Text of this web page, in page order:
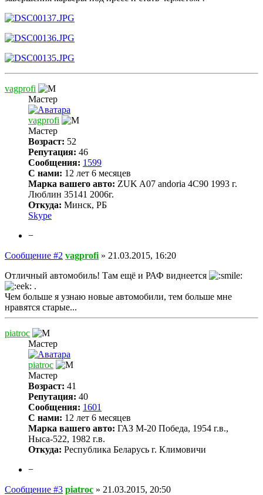
vagprofi
Мастер
vagprofi
Мастер
Возраст: 52
Репутация: 46
Сообщения: 1599
С нами: 12 лет 6 месяцев
Марка вашего авто: ZUK A07 andoria 4C90 1993 г.
Люблин 35141 2006г.
Откуда: Минск, РБ
Skype
−
Сообщение #2 vagprofi » 21.03.2015, 16:20
Отличный автомобиль! Там ещё и РАФ виднеется
.
Чем больше я узнаю новые автомобили, тем больше мне
нравятся старые...
piatroc
Мастер
piatroc
Мастер
Возраст: 41
Репутация: 40
Сообщения: 1601
С нами: 12 лет 6 месяцев
Марка вашего авто: ГАЗ М-20 Победа, 1954 г.в.,
Ныса-522, 1982 г.в.
Откуда: Республика Беларусь г. Климовичи
−
Сообщение #3 piatroc » 21.03.2015, 20:50